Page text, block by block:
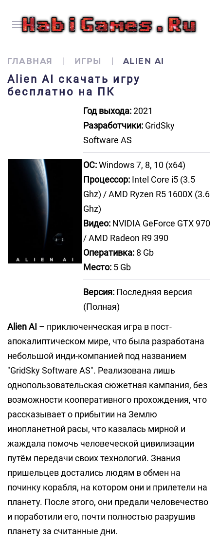
ГЛАВНАЯ ИГРЫ ALIEN AI
Alien AI скачать игру
бесплатно на ПК
Год выхода:2021
Разработчики: GridSky
Software AS
ОС:Windows 7, 8, 10 (x64)
Процессор: Intel Core i5 (3.5
Ghz) / AMD Ryzen R5 1600X (3.6
Ghz)
Видео: NVIDIA GeForce GTX 970
/ AMD Radeon R9 390
Оперативка: 8 Gb
Место: 5 Gb
Версия: Последняя версия
(Полная)
Alien AI – приключенческая игра в пост-
апокалиптическом мире, что была разработана
небольшой инди-компанией под названием
"GridSky Software AS". Реализована лишь
однопользовательская сюжетная кампания, без
возможности кооперативного прохождения, что
рассказывает о прибытии на Землю
инопланетной расы, что казалась мирной и
жаждала помочь человеческой цивилизации
путём передачи своих технологий. Знания
пришельцев достались людям в обмен на
починку корабля, на котором они и прилетели на
планету. После этого, они предали человечество
и поработили его, почти полностью разрушив
планету за считанные дни.